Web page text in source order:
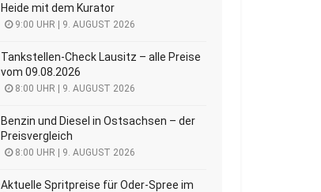
Heide mit dem Kurator
9:00 UHR | 9. AUGUST 2026
Tankstellen-Check Lausitz – alle Preise
vom 09.08.2026
8:00 UHR | 9. AUGUST 2026
Benzin und Diesel in Ostsachsen – der
Preisvergleich
8:00 UHR | 9. AUGUST 2026
Aktuelle Spritpreise für Oder-Spree im